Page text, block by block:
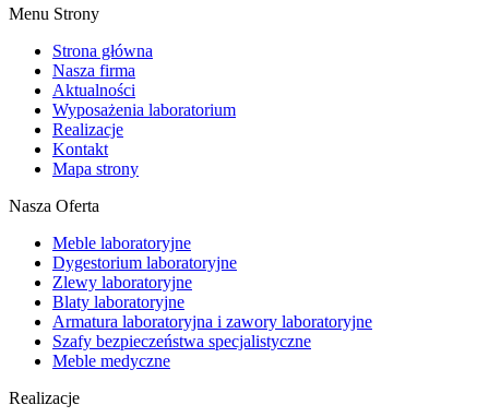
Menu Strony
Strona główna
Nasza firma
Aktualności
Wyposażenia laboratorium
Realizacje
Kontakt
Mapa strony
Nasza Oferta
Meble laboratoryjne
Dygestorium laboratoryjne
Zlewy laboratoryjne
Blaty laboratoryjne
Armatura laboratoryjna i zawory laboratoryjne
Szafy bezpieczeństwa specjalistyczne
Meble medyczne
Realizacje